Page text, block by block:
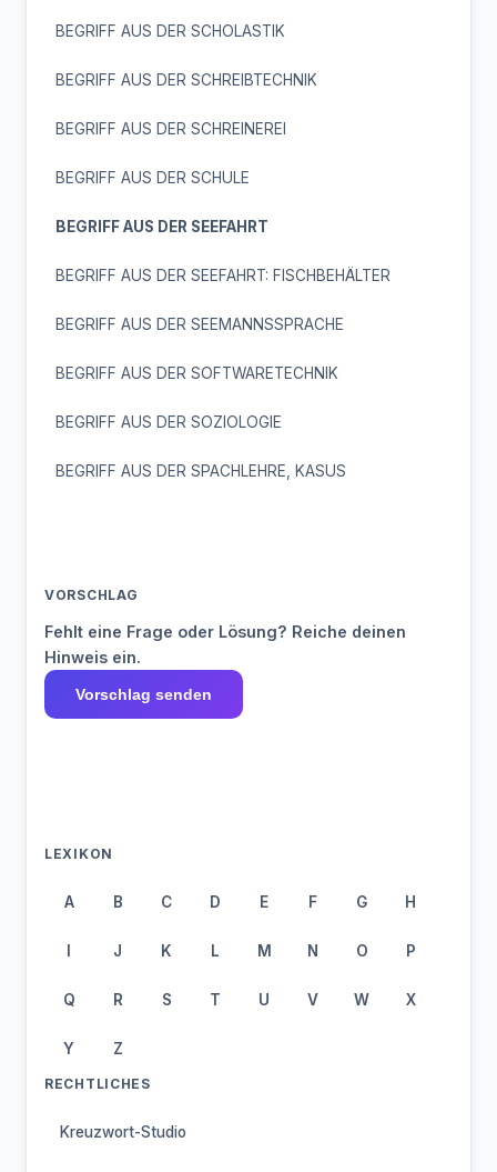
BEGRIFF AUS DER SCHOLASTIK
BEGRIFF AUS DER SCHREIBTECHNIK
BEGRIFF AUS DER SCHREINEREI
BEGRIFF AUS DER SCHULE
BEGRIFF AUS DER SEEFAHRT
BEGRIFF AUS DER SEEFAHRT: FISCHBEHÄLTER
BEGRIFF AUS DER SEEMANNSSPRACHE
BEGRIFF AUS DER SOFTWARETECHNIK
BEGRIFF AUS DER SOZIOLOGIE
BEGRIFF AUS DER SPACHLEHRE, KASUS
VORSCHLAG
Fehlt eine Frage oder Lösung? Reiche deinen
Hinweis ein.
Vorschlag senden
LEXIKON
A B C D E F G H
I J K L M N O P
Q R S T U V W X
Y Z
RECHTLICHES
Kreuzwort-Studio